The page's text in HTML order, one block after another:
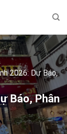
2026: Dự Báo,
Báo, Phân